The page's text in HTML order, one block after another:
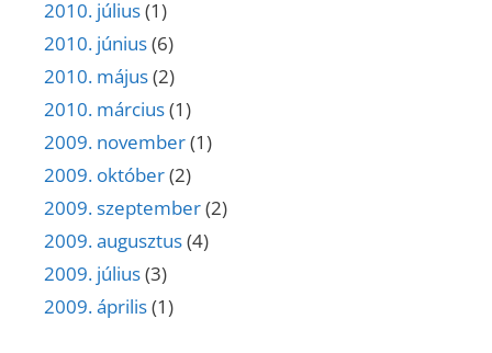
2010. július(1)
2010. június(6)
2010. május(2)
2010. március(1)
2009. november(1)
2009. október(2)
2009. szeptember(2)
2009. augusztus(4)
2009. július(3)
2009. április(1)